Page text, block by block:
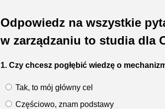
Odpowiedz na wszystkie
w zarządzaniu to studia dla
1. Czy chcesz pogłębić wiedzę o
Tak, to mój główny cel
Częściowo, znam podstawy